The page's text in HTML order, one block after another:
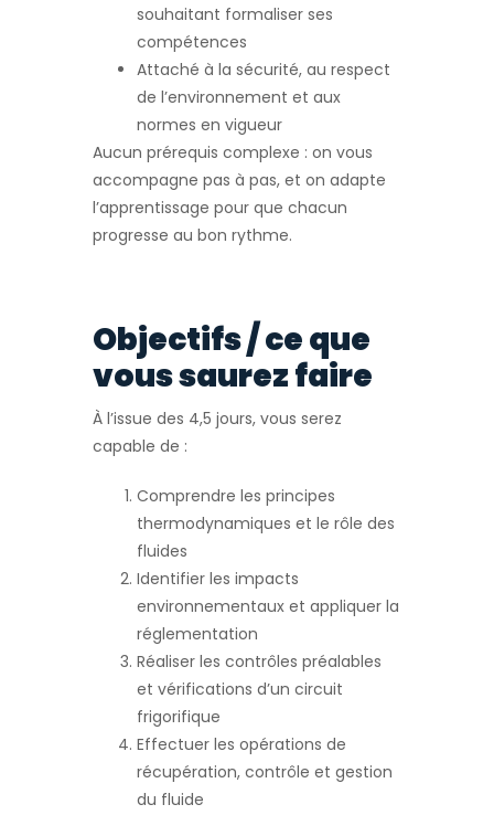
souhaitant formaliser ses
compétences
Attaché à la sécurité, au respect
de l’environnement et aux
normes en vigueur
Aucun prérequis complexe : on vous
accompagne pas à pas, et on adapte
l’apprentissage pour que chacun
progresse au bon rythme.
Objectifs / ce que
vous saurez faire
À l’issue des 4,5 jours, vous serez
capable de :
Comprendre les principes
thermodynamiques et le rôle des
fluides
Identifier les impacts
environnementaux et appliquer la
réglementation
Réaliser les contrôles préalables
et vérifications d’un circuit
frigorifique
Effectuer les opérations de
récupération, contrôle et gestion
du fluide